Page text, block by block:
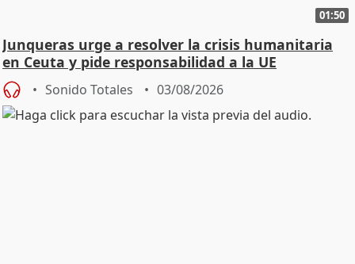
01:50
Junqueras urge a resolver la crisis humanitaria
en Ceuta y pide responsabilidad a la UE
Sonido Totales 03/08/2026